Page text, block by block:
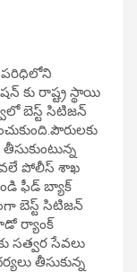
పరిధిలోని
కు రాష్ట్ర స్థాయి
బెస్ట్ సిటిజన్
పోలీస్ శాఖ
ఫీడ్ బ్యాక్
బెస్ట్ సిటిజన్
ర్యాంక్
సత్వర సేవలు
తీసుకున్న